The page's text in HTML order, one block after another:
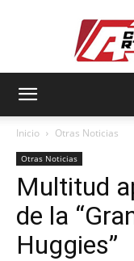
Inicio Otras Noticias
Otras Noticias
Multitud
de la
Huggies”